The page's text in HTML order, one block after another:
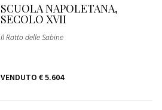
SCUOLA NAPOLETANA,
SECOLO XVII
Il Ratto delle Sabine
VENDUTO € 5.604